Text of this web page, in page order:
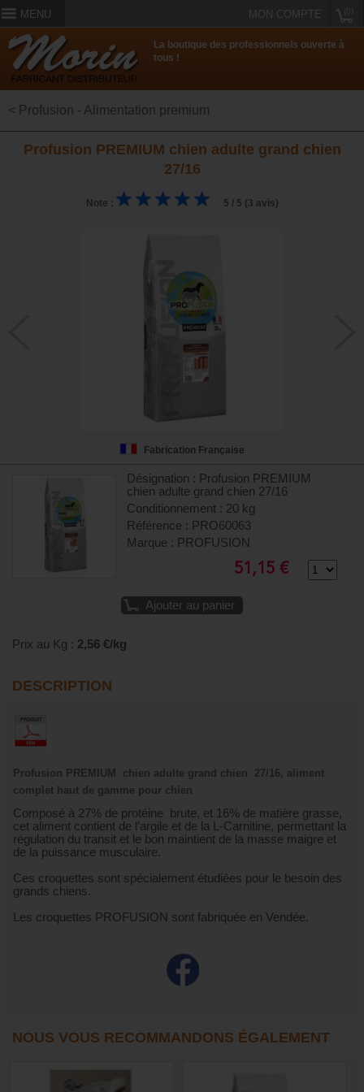
MENU MON COMPTE
La boutique des professionnels ouverte à
tous !
< Profusion - Alimentation premium
Profusion PREMIUM chien adulte grand chien
27/16
Note : 5 / 5 (3 avis)
Fabrication Française
Désignation : Profusion PREMIUM
chien adulte grand chien 27/16
Conditionnement : 20 kg
Référence : PRO60063
Marque : PROFUSION
51,15 €
Ajouter au panier
Prix au Kg : 2,56 €/kg
DESCRIPTION
Profusion PREMIUM chien adulte grand chien 27/16, aliment
complet haut de gamme pour chien
Composé à 27% de protéine brute, et 16% de matière grasse,
cet aliment contient de l’argile et de la L-Carnitine, permettant la
régulation du transit et le bon maintient de la masse maigre et
de la puissance musculaire.
Ces croquettes sont spécialement étudiées pour le besoin des
grands chiens.
Les croquettes PROFUSION sont fabriquée en Vendée.
NOUS VOUS RECOMMANDONS ÉGALEMENT